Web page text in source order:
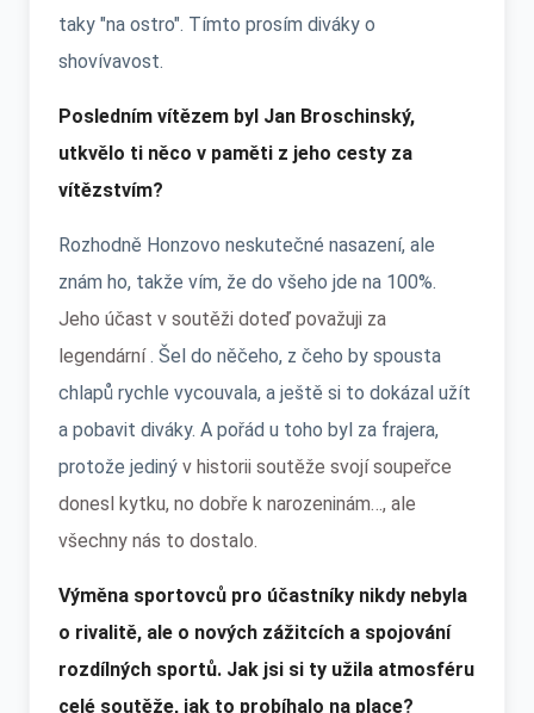
taky "na ostro". Tímto prosím diváky o
shovívavost.
Posledním vítězem byl Jan Broschinský,
utkvělo ti něco v paměti z jeho cesty za
vítězstvím?
Rozhodně Honzovo neskutečné nasazení, ale
znám ho, takže vím, že do všeho jde na 100%.
Jeho účast v soutěži doteď považuji za
legendární . Šel do něčeho, z čeho by spousta
chlapů rychle vycouvala, a ještě si to dokázal užít
a pobavit diváky. A pořád u toho byl za frajera,
protože jediný v historii soutěže svojí soupeřce
donesl kytku, no dobře k narozeninám…, ale
všechny nás to dostalo.
Výměna sportovců pro účastníky nikdy nebyla
o rivalitě, ale o nových zážitcích a spojování
rozdílných sportů. Jak jsi si ty užila atmosféru
celé soutěže, jak to probíhalo na place?